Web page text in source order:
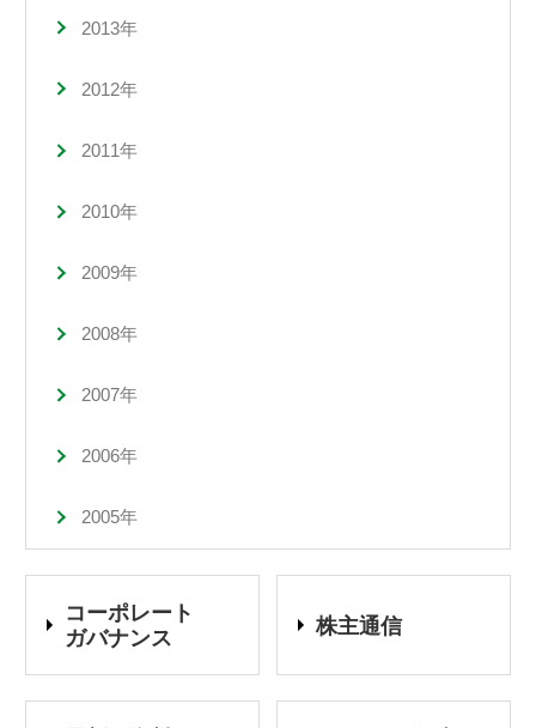
2013年
2012年
2011年
2010年
2009年
2008年
2007年
2006年
2005年
コーポレート
ガバナンス
株主通信